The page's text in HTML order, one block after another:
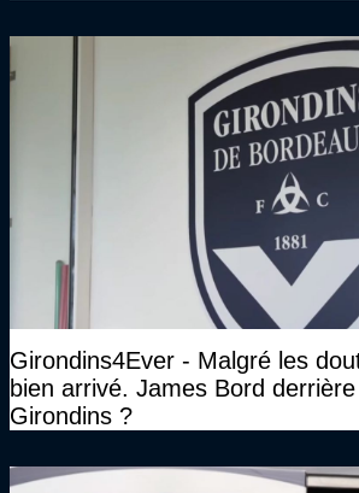
Girondins4Ever - Malgré les
bien arrivé. James Bord
Girondins ?